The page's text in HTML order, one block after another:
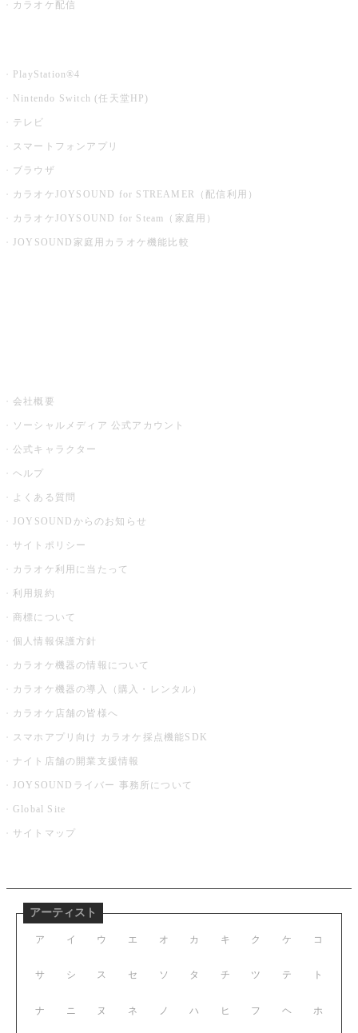
カラオケ配信
PlayStation®4
Nintendo Switch (任天堂HP)
テレビ
スマートフォンアプリ
ブラウザ
カラオケJOYSOUND for STREAMER（配信利用）
カラオケJOYSOUND for Steam（家庭用）
JOYSOUND家庭用カラオケ機能比較
会社概要
ソーシャルメディア 公式アカウント
公式キャラクター
ヘルプ
よくある質問
JOYSOUNDからのお知らせ
サイトポリシー
カラオケ利用に当たって
利用規約
商標について
個人情報保護方針
カラオケ機器の情報について
カラオケ機器の導入（購入・レンタル）
カラオケ店舗の皆様へ
スマホアプリ向け カラオケ採点機能SDK
ナイト店舗の開業支援情報
JOYSOUNDライバー 事務所について
Global Site
サイトマップ
アーティスト
ア イ ウ エ オ
サ シ ス セ ソ
ナ ニ ヌ ネ ノ
カ キ ク ケ コ
タ チ ツ テ ト
ハ ヒ フ ヘ ホ